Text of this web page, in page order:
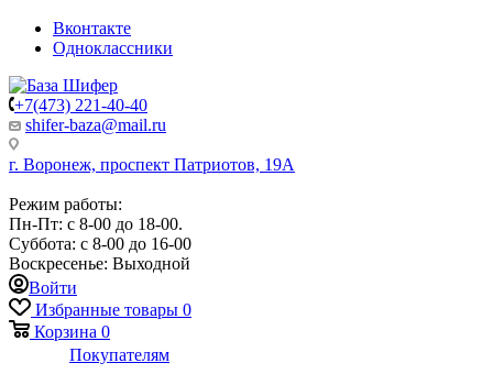
Вконтакте
Одноклассники
+7(473) 221-40-40
shifer-baza@mail.ru
г. Воронеж, проспект Патриотов, 19А
Режим работы:
Пн-Пт: с 8-00 до 18-00.
Суббота: с 8-00 до 16-00
Воскресенье: Выходной
Войти
Избранные товары 0
Корзина 0
Покупателям